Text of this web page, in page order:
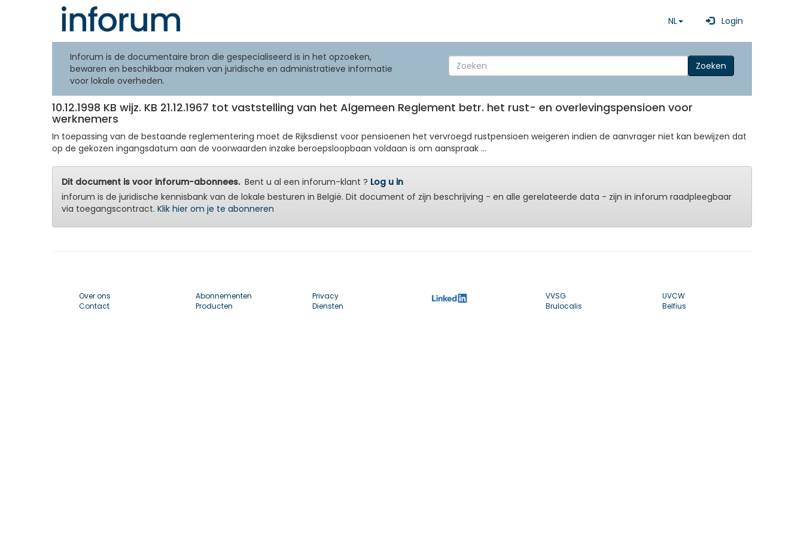
NL Login
Inforum is de documentaire bron die gespecialiseerd is in het opzoeken,
bewaren en beschikbaar maken van juridische en administratieve informatie
voor lokale overheden.
Zoeken
10.12.1998 KB wijz. KB 21.12.1967 tot vaststelling van het Algemeen Reglement betr. het rust- en overlevingspensioen voor
werknemers
In toepassing van de bestaande reglementering moet de Rijksdienst voor pensioenen het vervroegd rustpensioen weigeren indien de aanvrager niet kan bewijzen dat
op de gekozen ingangsdatum aan de voorwaarden inzake beroepsloopbaan voldaan is om aanspraak ...
Dit document is voor inforum-abonnees.Bent u al een inforum-klant ? Log u in
inforum is de juridische kennisbank van de lokale besturen in België. Dit document of zijn beschrijving - en alle gerelateerde data - zijn in inforum raadpleegbaar
via toegangscontract. Klik hier om je te abonneren
Over ons
Contact
Abonnementen
Producten
Privacy
Diensten
VVSG
Brulocalis
UVCW
Belfius